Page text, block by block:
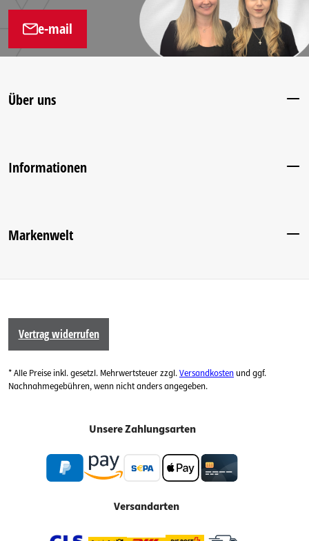
e-mail
Über uns
Informationen
Markenwelt
Vertrag widerrufen
* Alle Preise inkl. gesetzl. Mehrwertsteuer zzgl.Versandkosten und ggf.
Nachnahmegebühren, wenn nicht anders angegeben.
Unsere Zahlungsarten
Versandarten